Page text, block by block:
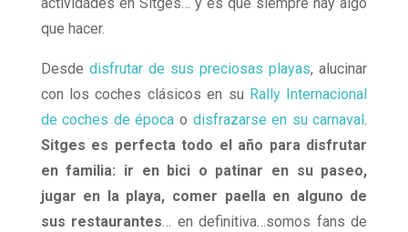
actividades en Sitges… y es que siempre hay algo
que hacer.
Desde disfrutar de sus preciosas playas, alucinar
con los coches clásicos en su Rally Internacional
de coches de época o disfrazarse en su carnaval.
Sitges es perfecta todo el año para disfrutar
en familia: ir en bici o patinar en su paseo,
jugar en la playa, comer paella en alguno de
sus restaurantes… en definitiva…somos fans de